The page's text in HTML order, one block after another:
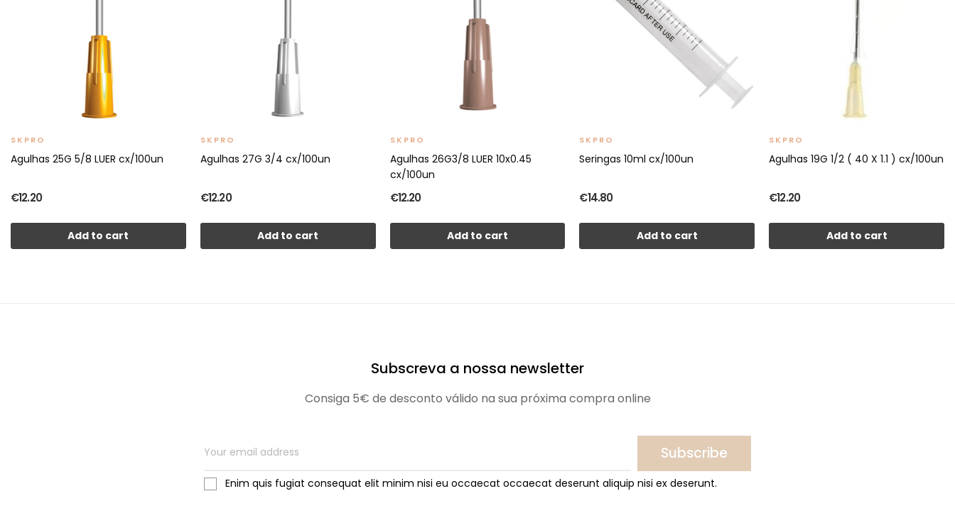
SKPRO
Agulhas 25G 5/8 LUER cx/100un
€12.20
Add to cart
SKPRO
Agulhas 27G 3/4 cx/100un
€12.20
Add to cart
SKPRO
Agulhas 26G3/8 LUER 10x0.45
cx/100un
€12.20
Add to cart
SKPRO
Seringas 10ml cx/100un
€14.80
Add to cart
SKPRO
Agulhas 19G 1/2 ( 40 X 1.1 ) cx/100un
€12.20
Add to cart
Subscreva a nossa newsletter
Consiga 5€ de desconto válido na sua próxima compra online
Subscribe
Enim quis fugiat consequat elit minim nisi eu occaecat occaecat deserunt aliquip nisi ex deserunt.